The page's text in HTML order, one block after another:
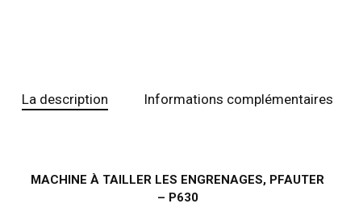
La description Informations complémentaires
MACHINE À TAILLER LES ENGRENAGES, PFAUTER
– P630